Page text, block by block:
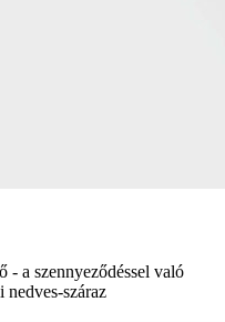
- a szennyeződéssel való
nedves-száraz